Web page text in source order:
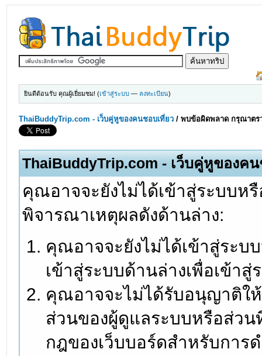
ยินดีต้อนรับ คุณผู้เยี่ยมชม! (เข้าสู่ระบบ — ลงทะเบียน)
ThaiBuddyTrip.com - เว็บคู่หูของคนชอบเที่ยว /พบข้อผิดพลาด กรุณาตร
ThaiBuddyTrip.com - เว็บคู่หูของค
คุณอาจจะยังไม่ได้เข้าสู่ระบบ
พิจารณาเหตุผลดังด้านล่าง:
คุณอาจจะยังไม่ได้เข้าสู่ระบ
เข้าสู่ระบบด้านล่างเพื่อเข้า
คุณอาจจะไม่ได้รับอนุญาติใ
ส่วนของผู้ดูแลระบบหรือส่ว
กฎของเว็บบอร์ดสำหรับการ